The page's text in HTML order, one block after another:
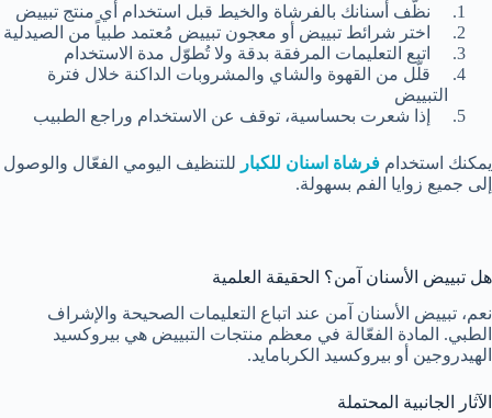
نظّف أسنانك بالفرشاة والخيط قبل استخدام أي منتج تبييض
اختر شرائط تبييض أو معجون تبييض مُعتمد طبياً من الصيدلية
اتبع التعليمات المرفقة بدقة ولا تُطوّل مدة الاستخدام
قلّل من القهوة والشاي والمشروبات الداكنة خلال فترة
التبييض
إذا شعرت بحساسية، توقف عن الاستخدام وراجع الطبيب
يمكنك استخدام فرشاة اسنان للكبار للتنظيف اليومي الفعّال والوصول
إلى جميع زوايا الفم بسهولة.
هل تبييض الأسنان آمن؟ الحقيقة العلمية
نعم، تبييض الأسنان آمن عند اتباع التعليمات الصحيحة والإشراف
الطبي. المادة الفعّالة في معظم منتجات التبييض هي بيروكسيد
الهيدروجين أو بيروكسيد الكربامايد.
الآثار الجانبية المحتملة